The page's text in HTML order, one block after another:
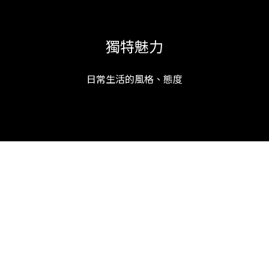
獨特魅力
日常生活的風格、態度